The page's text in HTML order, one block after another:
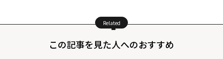
Related
この記事を見た人へのおすすめ